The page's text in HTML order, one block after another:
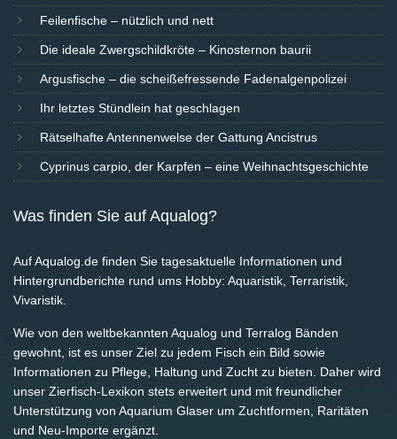
Feilenfische – nützlich und nett
Die ideale Zwergschildkröte – Kinosternon baurii
Argusfische – die scheißefressende Fadenalgenpolizei
Ihr letztes Stündlein hat geschlagen
Rätselhafte Antennenwelse der Gattung Ancistrus
Cyprinus carpio, der Karpfen – eine Weihnachtsgeschichte
Was finden Sie auf Aqualog?
Auf Aqualog.de finden Sie tagesaktuelle Informationen und
Hintergrundberichte rund ums Hobby: Aquaristik, Terraristik,
Vivaristik.
Wie von den weltbekannten Aqualog und Terralog Bänden
gewohnt, ist es unser Ziel zu jedem Fisch ein Bild sowie
Informationen zu Pflege, Haltung und Zucht zu bieten. Daher wird
unser Zierfisch-Lexikon stets erweitert und mit freundlicher
Unterstützung von Aquarium Glaser um Zuchtformen, Raritäten
und Neu-Importe ergänzt.